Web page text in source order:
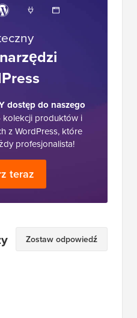
dostęp do naszego
produktów i
z WordPress, które
profesjonalista!
teraz